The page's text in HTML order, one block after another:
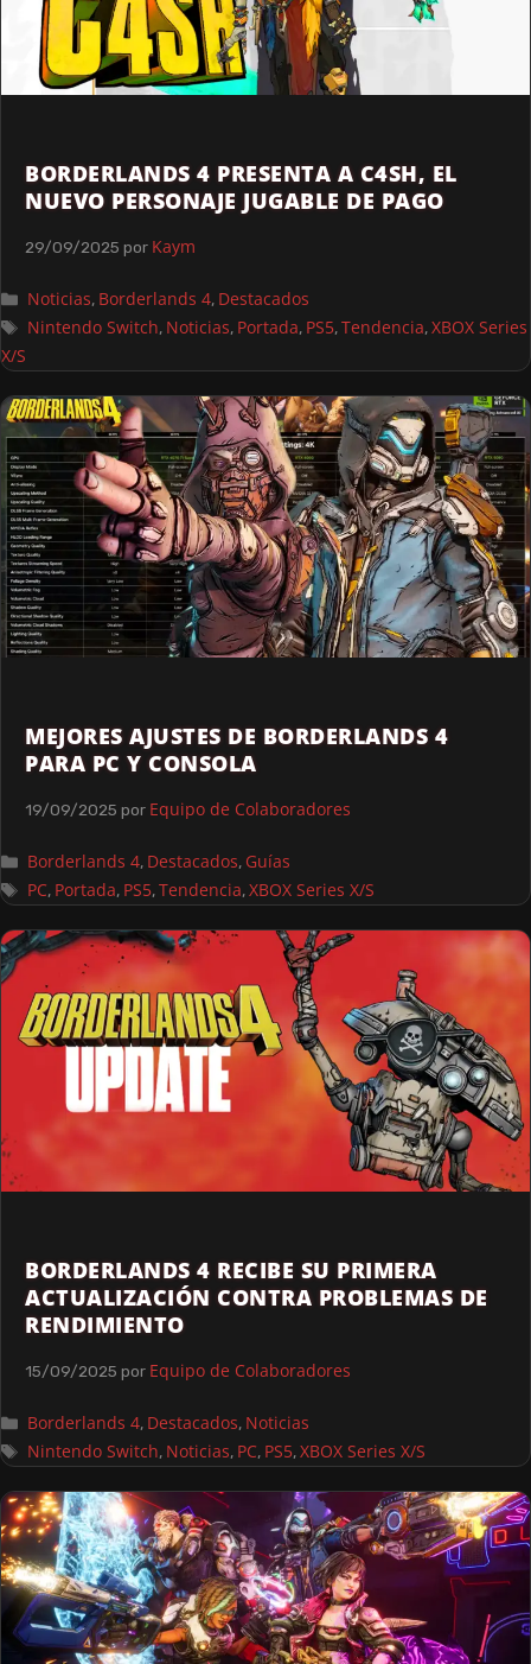
BORDERLANDS 4 PRESENTA A C4SH, EL
NUEVO PERSONAJE JUGABLE DE PAGO
29/09/2025 por Kaym
Noticias, Borderlands 4, Destacados
Nintendo Switch, Noticias, Portada, PS5,Tendencia,XBOX Series
X/S
MEJORES AJUSTES DE BORDERLANDS 4
PARA PC Y CONSOLA
19/09/2025 por Equipo de Colaboradores
Borderlands 4, Destacados, Guías
PC, Portada, PS5,Tendencia,XBOX Series X/S
BORDERLANDS 4 RECIBE SU PRIMERA
ACTUALIZACIÓN CONTRA PROBLEMAS DE
RENDIMIENTO
15/09/2025 por Equipo de Colaboradores
Borderlands 4, Destacados, Noticias
Nintendo Switch, Noticias, PC, PS5,XBOX Series X/S